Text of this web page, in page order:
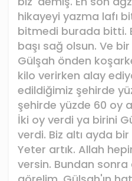
hikayeyi yazma lafı
bitmedi burada bitti.
başı sağ olsun. Ve
Gülşah önden
kilo verirken alay
edildiğimiz şehirde
şehirde yüzde 60 oy
İki oy verdi ya birini
verdi. Biz altı ayda
Yeter artık. Allah
versin. Bundan